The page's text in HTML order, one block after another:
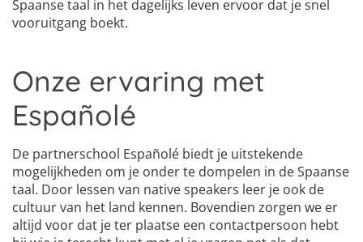
Spaanse taal in het dagelijks leven ervoor dat je snel
vooruitgang boekt.
Onze ervaring met
Españolé
De partnerschool Españolé biedt je uitstekende
mogelijkheden om je onder te dompelen in de Spaanse
taal. Door lessen van native speakers leer je ook de
cultuur van het land kennen. Bovendien zorgen we er
altijd voor dat je ter plaatse een contactpersoon hebt